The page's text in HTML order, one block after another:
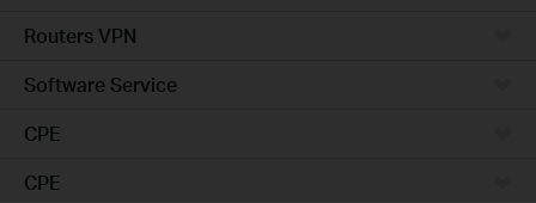
Routers VPN
Software Service
CPE
CPE